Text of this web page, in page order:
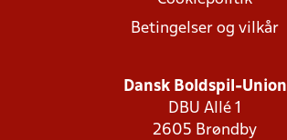
Betingelser og vilkår
Dansk Boldspil-Union
DBU Allé 1
2605 Brøndby